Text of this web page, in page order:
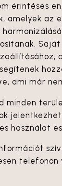
érintéses
amelyek az
ami már
minden
használat
telefonon